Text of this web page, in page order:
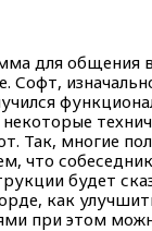
для общения
Софт,
Так, многие
что
будет
как
при этом